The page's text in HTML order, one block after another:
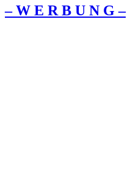
– W Ε R Β U Ν G –